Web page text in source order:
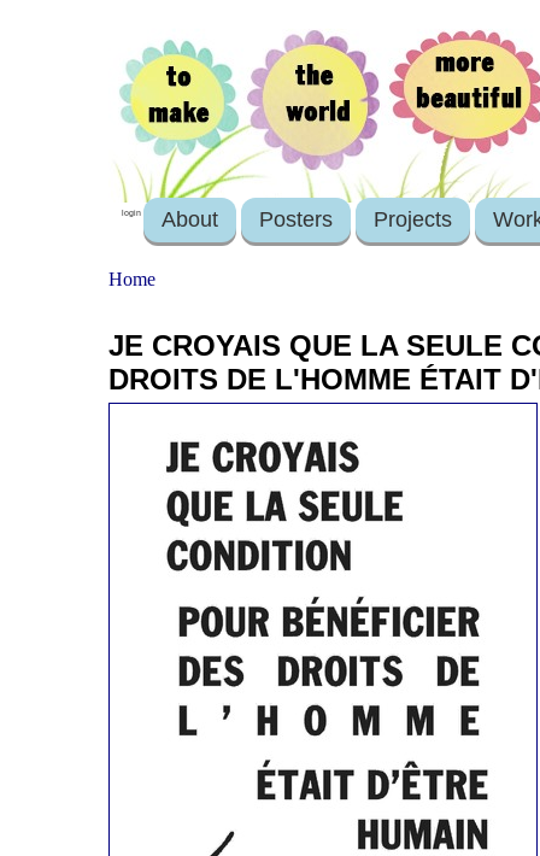
login About Posters Projects
Home
JE CROYAIS QUE LA SEULE
DROITS DE L'HOMME ÉTAIT